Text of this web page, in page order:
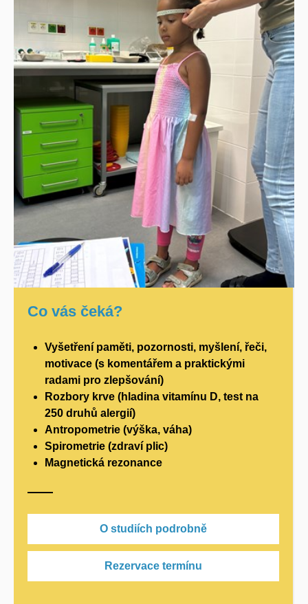
Co vás čeká?
Vyšetření paměti, pozornosti, myšlení, řeči,
motivace (s komentářem a praktickými
radami pro zlepšování)
Rozbory krve (hladina vitamínu D, test na
250 druhů alergií)
Antropometrie (výška, váha)
Spirometrie (zdraví plic)
Magnetická rezonance
O studiích podrobně
Rezervace termínu